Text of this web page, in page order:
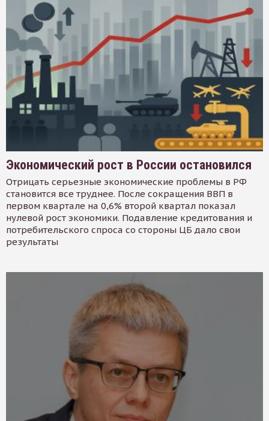
Экономический рост в России остановился
Отрицать серьезные экономические проблемы в РФ
становится все труднее. После сокращения ВВП в
первом квартале на 0,6% второй квартал показал
нулевой рост экономики. Подавление кредитования и
потребительского спроса со стороны ЦБ дало свои
результаты